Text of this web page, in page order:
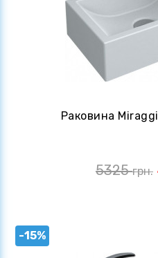
Раковина
5325грн.
-15%